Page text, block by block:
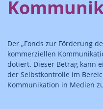
Der „Fonds zur Förderung
kommerziellen
dotiert. Dieser Betrag kann
der Selbstkontrolle im
Kommunikation in Medien